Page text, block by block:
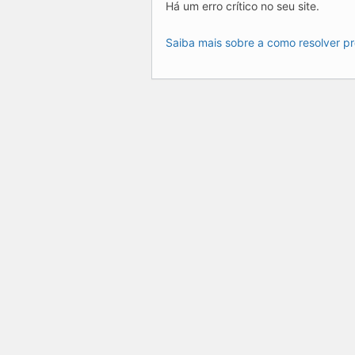
Há um erro crítico no seu site.
Saiba mais sobre a como resolver